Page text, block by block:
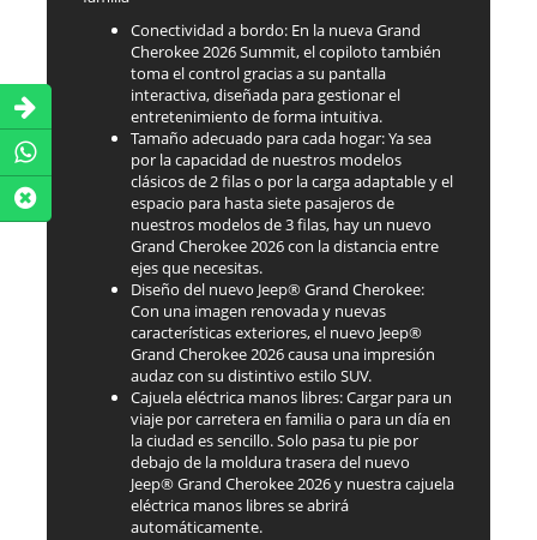
Conectividad a bordo: En la nueva Grand
Cherokee 2026 Summit, el copiloto también
toma el control gracias a su pantalla
interactiva, diseñada para gestionar el
entretenimiento de forma intuitiva.
Tamaño adecuado para cada hogar: Ya sea
por la capacidad de nuestros modelos
clásicos de 2 filas o por la carga adaptable y el
espacio para hasta siete pasajeros de
nuestros modelos de 3 filas, hay un nuevo
Grand Cherokee 2026 con la distancia entre
ejes que necesitas.
Diseño del nuevo Jeep® Grand Cherokee:
Con una imagen renovada y nuevas
características exteriores, el nuevo Jeep®
Grand Cherokee 2026 causa una impresión
audaz con su distintivo estilo SUV.
Cajuela eléctrica manos libres: Cargar para un
viaje por carretera en familia o para un día en
la ciudad es sencillo. Solo pasa tu pie por
debajo de la moldura trasera del nuevo
Jeep® Grand Cherokee 2026 y nuestra cajuela
eléctrica manos libres se abrirá
automáticamente.